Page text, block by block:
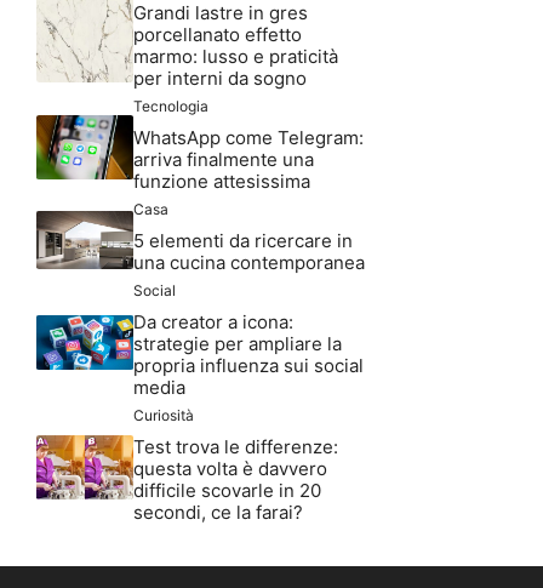
Grandi lastre in gres
porcellanato effetto
marmo: lusso e praticità
per interni da sogno
Tecnologia
WhatsApp come Telegram:
arriva finalmente una
funzione attesissima
Casa
5 elementi da ricercare in
una cucina contemporanea
Social
Da creator a icona:
strategie per ampliare la
propria influenza sui social
media
Curiosità
Test trova le differenze:
questa volta è davvero
difficile scovarle in 20
secondi, ce la farai?